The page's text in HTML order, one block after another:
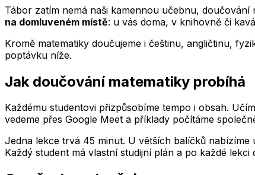
Tábor zatím nemá naši kamennou učebnu, doučování
na domluveném místě: u vás doma, v knihovně či
Kromě matematiky doučujeme i češtinu, angličtinu,
poptávku níže.
Jak doučování matematiky probíhá
Každému studentovi přizpůsobíme tempo i obsah.
vedeme přes Google Meet a příklady počítáme
Jedna lekce trvá 45 minut. U větších balíčků
Každý student má vlastní studijní plán a po každé